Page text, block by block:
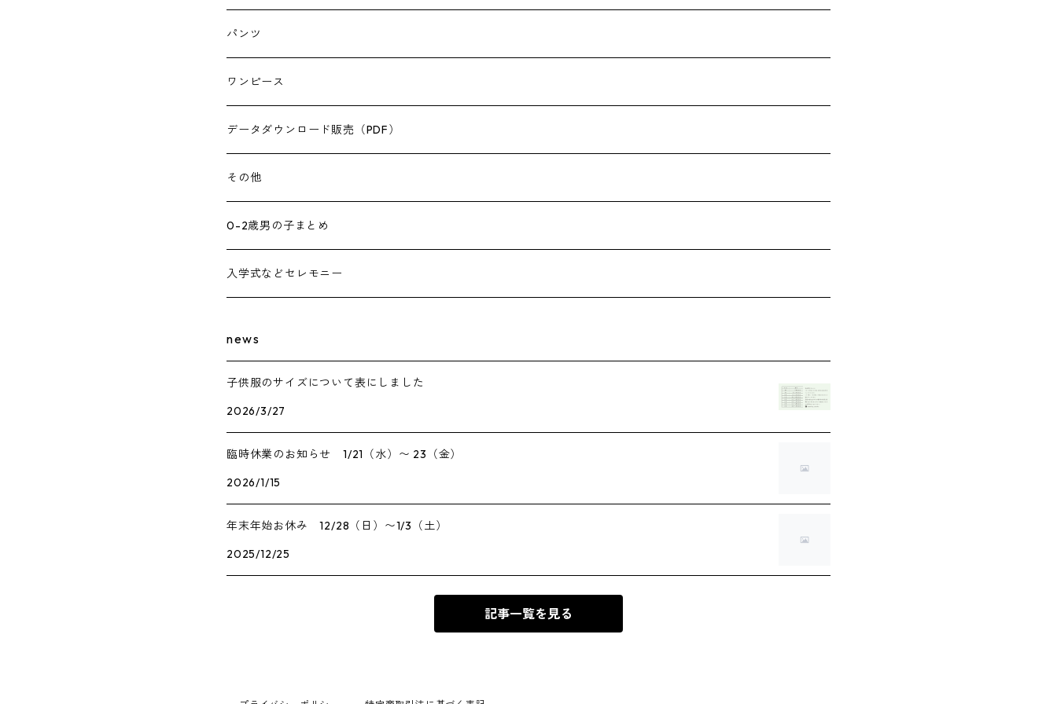
パンツ
ワンピース
データダウンロード販売（PDF）
その他
0-2歳男の子まとめ
入学式などセレモニー
news
子供服のサイズについて表にしました
2026/3/27
臨時休業のお知らせ 1/21（水）〜 23（金）
2026/1/15
年末年始お休み 12/28（日）〜1/3（土）
2025/12/25
記事一覧を見る